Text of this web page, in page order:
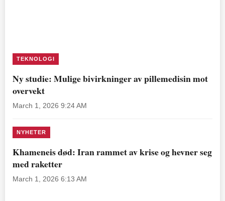
TEKNOLOGI
Ny studie: Mulige bivirkninger av pillemedisin mot
overvekt
March 1, 2026 9:24 AM
NYHETER
Khameneis død: Iran rammet av krise og hevner seg
med raketter
March 1, 2026 6:13 AM